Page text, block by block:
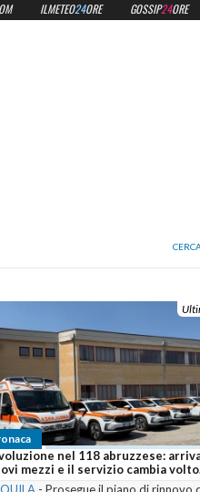
nel 118 abruzzese:
mezzi e il servizio cambia
ILMETEO24ORE GOSSIP24ORE